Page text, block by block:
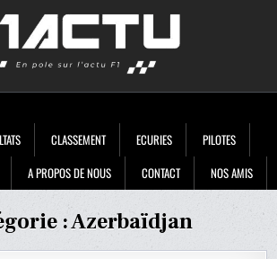
CLASSEMENT ECURIES
PILOTES
A PROPOS DE NOUS CONTACT NOS AMIS
:Azerbaïdjan